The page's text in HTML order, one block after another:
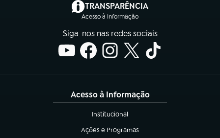
TRANSPARÊNCIA
Acesso à Informação
(abre em nova aba)
Siga-nos nas redes sociais
Acesso à Informação
Institucional
(abre em nova aba)
Ações e Programas
(abre em nova aba)